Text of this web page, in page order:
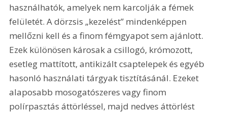
használhatók, amelyek nem karcolják a fémek
felületét. A dörzsis „kezelést” mindenképpen
mellőzni kell és a finom fémgyapot sem ajánlott.
Ezek különösen károsak a csillogó, krómozott,
esetleg mattított, antikizált csaptelepek és egyéb
hasonló használati tárgyak tisztításánál. Ezeket
alaposabb mosogatószeres vagy finom
polírpasztás áttörléssel, majd nedves áttörlést